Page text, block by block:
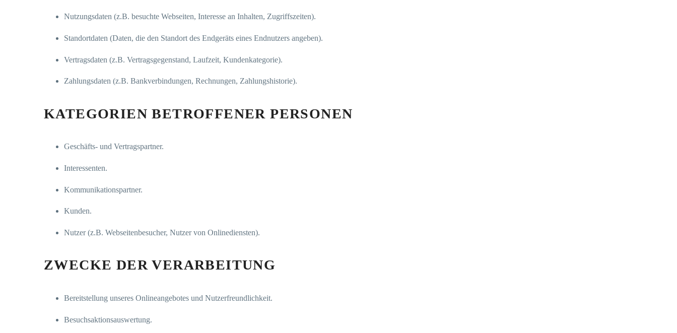
Nutzungsdaten (z.B. besuchte Webseiten, Interesse an Inhalten, Zugriffszeiten).
Standortdaten (Daten, die den Standort des Endgeräts eines Endnutzers angeben).
Vertragsdaten (z.B. Vertragsgegenstand, Laufzeit, Kundenkategorie).
Zahlungsdaten (z.B. Bankverbindungen, Rechnungen, Zahlungshistorie).
KATEGORIEN BETROFFENER PERSONEN
Geschäfts- und Vertragspartner.
Interessenten.
Kommunikationspartner.
Kunden.
Nutzer (z.B. Webseitenbesucher, Nutzer von Onlinediensten).
ZWECKE DER VERARBEITUNG
Bereitstellung unseres Onlineangebotes und Nutzerfreundlichkeit.
Besuchsaktionsauswertung.